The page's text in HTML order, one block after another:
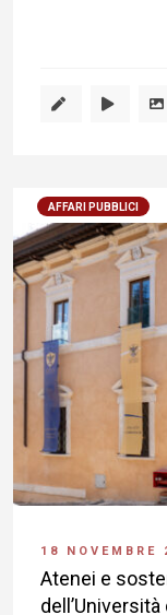
AFFARI PUBBLICI
18 NOVEMBRE
Atenei e
dell’Università